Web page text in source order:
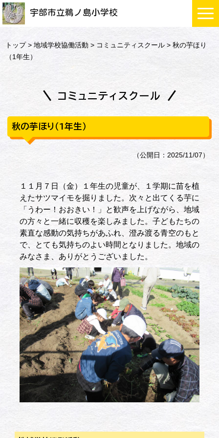
宇部市立鵜ノ島小学校
トップ>地域学校協働活動 > コミュニティスクール > 秋の芋ほり
（1年生）
コミュニティスクール
秋の芋ほり（1年生）
（公開日：2025/11/07）
１１月７日（金）１年生の児童が、１学期に苗を植
えたサツマイモを掘りました。次々と出てくる芋に
「うわー！おおきい！」と歓声を上げながら、地域
の方々と一緒に収穫を楽しみました。子どもたちの
素直な感動の気持ちがあふれ、澄み渡る青空のもと
で、とても気持ちのよい時間となりました。地域の
みなさま、ありがとうございました。